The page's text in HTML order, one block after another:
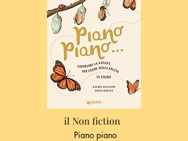
il Non fiction
Piano piano